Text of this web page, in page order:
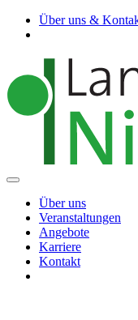
Über uns &
Über uns
Veranstaltungen
Angebote
Karriere
Kontakt